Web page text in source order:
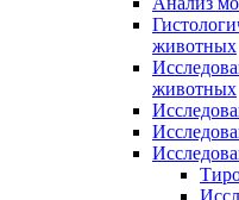
животных
животных